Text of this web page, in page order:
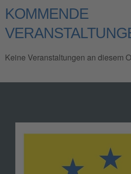
KOMMENDE
Keine Veranstaltungen an diesem